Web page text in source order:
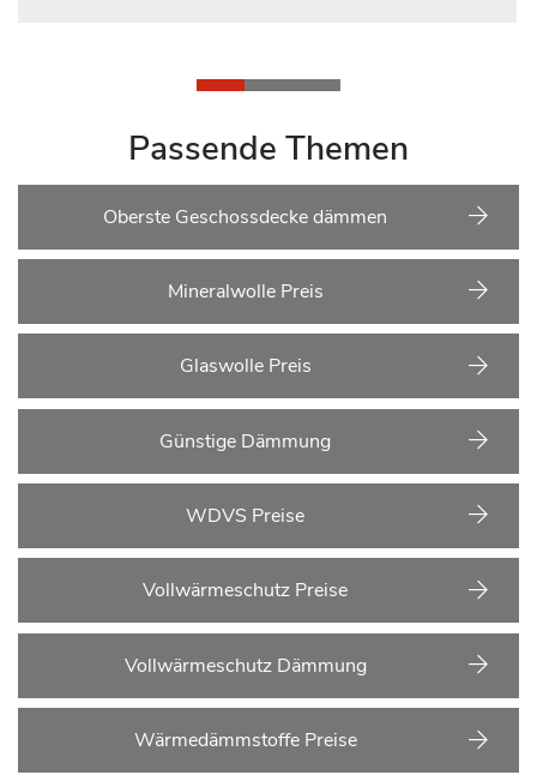
in Bezug auf ein bestimmtes Thema besser
Passende Themen
Oberste Geschossdecke dämmen
Mineralwolle Preis
Glaswolle Preis
Günstige Dämmung
WDVS Preise
Vollwärmeschutz Preise
Vollwärmeschutz Dämmung
Wärmedämmstoffe Preise